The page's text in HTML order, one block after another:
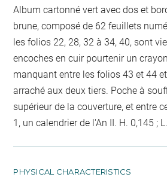
Album cartonné vert avec dos et
brune, composé de 62 feuillets
les folios 22, 28, 32 à 34, 40, sont
encoches en cuir pourtenir un
manquant entre les folios 43 et 44
arraché aux deux tiers. Poche à
supérieur de la couverture, et entre
1, un calendrier de l'An II. H. 0,145 ;
PHYSICAL CHARACTERISTICS